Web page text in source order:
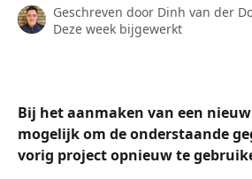
Geschreven door Dinh van der
Deze week bijgewerkt
Bij het aanmaken van een
mogelijk om de onderstaande
vorig project opnieuw te